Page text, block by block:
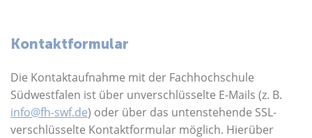
Karriere
Über uns
Kontaktformular
Die Kontaktaufnahme mit der Fachhochschule
Südwestfalen ist über unverschlüsselte E-Mails (z. B.
info@fh-swf.de) oder über das untenstehende SSL-
verschlüsselte Kontaktformular möglich. Hierüber